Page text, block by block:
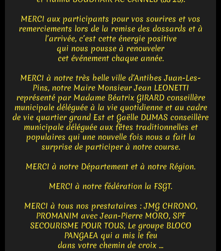
MERCI aux participants pour vos sourires et vos
remerciements lors de la remise des dossards et à
l’arrivée, c’est cette énergie positive
qui nous pousse à renouveler
cet événement chaque année.
MERCI à notre très belle ville d’Antibes Juan-Les-
Pins, notre Maire Monsieur Jean LEONETTI
représenté par Madame Béatrix GIRARD conseillère
municipale déléguée à la vie quotidienne et au cadre
de vie quartier grand Est et Gaëlle DUMAS conseillère
municipale déléguée aux fêtes traditionnelles et
populaires qui une nouvelle fois nous a fait la
surprise de participer à notre course.
MERCI à notre Département et à notre Région.
MERCI à notre fédération la FSGT.
MERCI à tous nos prestataires : JMG CHRONO,
PROMANIM avec Jean-Pierre MORO, SPF
SECOURISME POUR TOUS, Le groupe BLOCO
PANGAEA qui a mis le feu
dans votre chemin de croix ...